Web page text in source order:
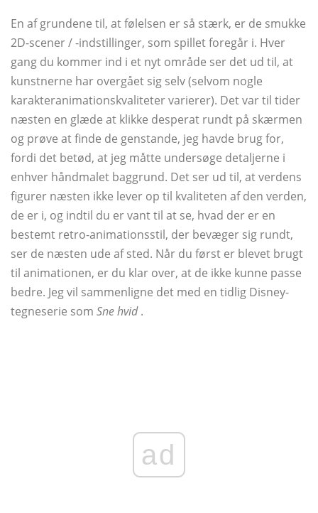
En af grundene til, at følelsen er så stærk, er de smukke
2D-scener / -indstillinger, som spillet foregår i. Hver
gang du kommer ind i et nyt område ser det ud til, at
kunstnerne har overgået sig selv (selvom nogle
karakteranimationskvaliteter varierer). Det var til tider
næsten en glæde at klikke desperat rundt på skærmen
og prøve at finde de genstande, jeg havde brug for,
fordi det betød, at jeg måtte undersøge detaljerne i
enhver håndmalet baggrund. Det ser ud til, at verdens
figurer næsten ikke lever op til kvaliteten af ​​den verden,
de er i, og indtil du er vant til at se, hvad der er en
bestemt retro-animationsstil, der bevæger sig rundt,
ser de næsten ude af sted. Når du først er blevet brugt
til animationen, er du klar over, at de ikke kunne passe
bedre. Jeg vil sammenligne det med en tidlig Disney-
tegneserie som Sne hvid.
ad